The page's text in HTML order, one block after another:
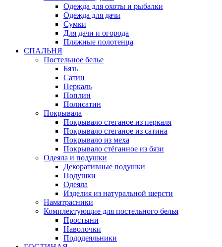
Одежда для охоты и рыбалки
Одежда для дачи
Сумки
Для дачи и огорода
Пляжные полотенца
СПАЛЬНЯ
Постельное белье
Бязь
Сатин
Перкаль
Поплин
Полисатин
Покрывала
Покрывало стеганое из перкаля
Покрывало стеганое из сатина
Покрывало из меха
Покрывало стёганное из бязи
Одеяла и подушки
Декоративные подушки
Подушки
Одеяла
Изделия из натуральной шерсти
Наматраcники
Комплектующие для постельного белья
Простыни
Наволочки
Пододеяльники